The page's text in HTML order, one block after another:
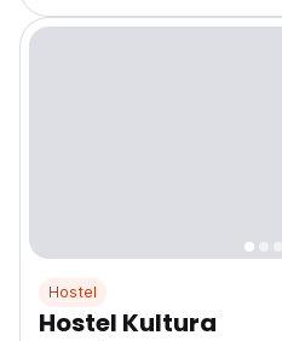
Hostel
Hostel Kultura